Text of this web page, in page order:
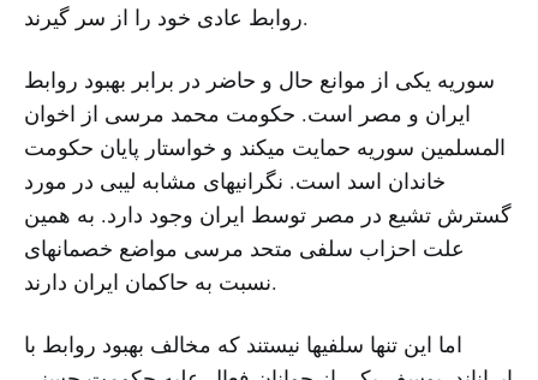
روابط عادی خود را از سر گیرند.
سوریه یکی از موانع حال و حاضر در برابر بهبود روابط
ایران و مصر است. حکومت محمد مرسی از اخوان
المسلمین سوریه حمایت میکند و خواستار پایان حکومت
خاندان اسد است. نگرانیهای مشابه لیبی در مورد
گسترش تشیع در مصر توسط ایران وجود دارد. به همین
علت احزاب سلفی متحد مرسی مواضع خصمانهای
نسبت به حاکمان ایران دارند.
اما این تنها سلفیها نیستند که مخالف بهبود روابط با